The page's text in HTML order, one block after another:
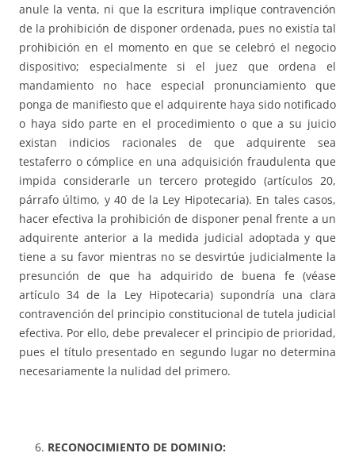
anule la venta, ni que la escritura implique contravención
de la prohibición de disponer ordenada, pues no existía tal
prohibición en el momento en que se celebró el negocio
dispositivo; especialmente si el juez que ordena el
mandamiento no hace especial pronunciamiento que
ponga de manifiesto que el adquirente haya sido notificado
o haya sido parte en el procedimiento o que a su juicio
existan indicios racionales de que adquirente sea
testaferro o cómplice en una adquisición fraudulenta que
impida considerarle un tercero protegido (artículos 20,
párrafo último, y 40 de la Ley Hipotecaria). En tales casos,
hacer efectiva la prohibición de disponer penal frente a un
adquirente anterior a la medida judicial adoptada y que
tiene a su favor mientras no se desvirtúe judicialmente la
presunción de que ha adquirido de buena fe (véase
artículo 34 de la Ley Hipotecaria) supondría una clara
contravención del principio constitucional de tutela judicial
efectiva. Por ello, debe prevalecer el principio de prioridad,
pues el título presentado en segundo lugar no determina
necesariamente la nulidad del primero.
RECONOCIMIENTO DE DOMINIO: